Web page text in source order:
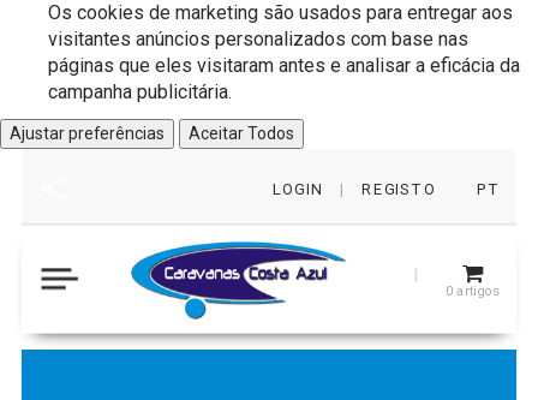
Os cookies de marketing são usados para entregar aos
visitantes anúncios personalizados com base nas
páginas que eles visitaram antes e analisar a eficácia da
campanha publicitária.
Ajustar preferências Aceitar Todos
LOGIN | REGISTO PT
0 artigos